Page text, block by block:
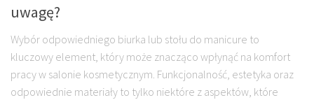
uwagę?
Wybór odpowiedniego biurka lub stołu do manicure to
kluczowy element, który może znacząco wpłynąć na komfort
pracy w salonie kosmetycznym. Funkcjonalność, estetyka oraz
odpowiednie materiały to tylko niektóre z aspektów, które